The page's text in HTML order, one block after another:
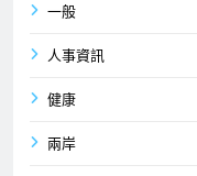
一般
人事資訊
健康
兩岸